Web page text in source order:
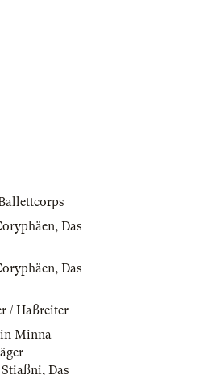
, Das
, Das
/ Haßreiter
Minna
, Das